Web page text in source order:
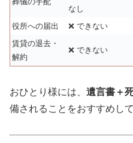
なし
役所への届出
❌ できない
賃貸の退去・
解約
❌ できない
おひとり様には、 遺言書＋
備されることをおすすめして